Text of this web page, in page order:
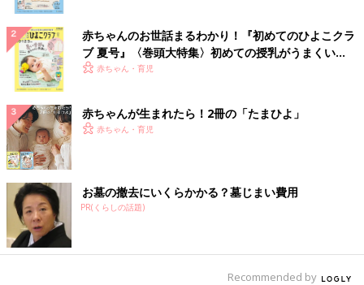
赤ちゃんのお世話まるわかり！『初めてのひよこクラ
ブ 夏号』〈巻頭大特集〉初めての授乳がうまくい
く！ おっぱい・ミルクの基本と夏のトラブル 解決テ
赤ちゃん・育児
赤ちゃんが生まれたら！2冊の「たまひよ」
赤ちゃん・育児
お墓の撤去にいくらかかる？墓じまい費用
PR(くらしの話題)
Recommended by